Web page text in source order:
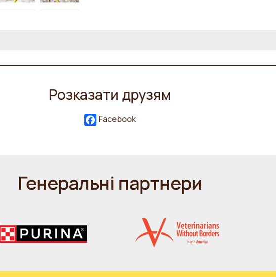
Розказати друзям
Facebook
Генеральні партнери